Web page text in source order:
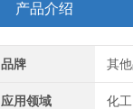
产品介绍
品牌 其
应用领域 化